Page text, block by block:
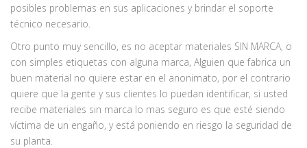
posibles problemas en sus aplicaciones y brindar el soporte
técnico necesario.
Otro punto muy sencillo, es no aceptar materiales SIN MARCA, o
con simples etiquetas con alguna marca, Alguien que fabrica un
buen material no quiere estar en el anonimato, por el contrario
quiere que la gente y sus clientes lo puedan identificar, si usted
recibe materiales sin marca lo mas seguro es que esté siendo
víctima de un engaño, y está poniendo en riesgo la seguridad de
su planta.